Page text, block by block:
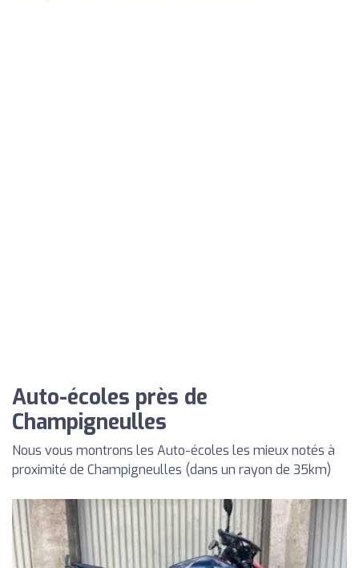
Auto-écoles près de
Champigneulles
Nous vous montrons les Auto-écoles les mieux notés à
proximité de Champigneulles (dans un rayon de 35km)